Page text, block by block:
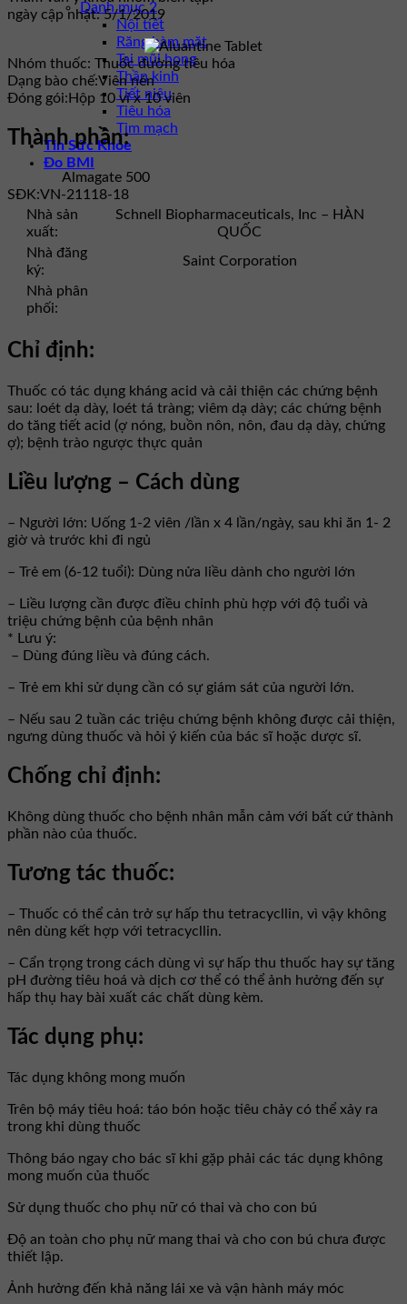
Danh mục 2
Nội tiết
Răng hàm mặt
Tai mũi họng
Thần kinh
Tiết niệu
Tiêu hóa
Tim mạch
Tin Sức Khỏe
Đo BMI
ngày cập nhật: 5/1/2019
Nhóm thuốc: Thuốc đường tiêu hóa
Dạng bào chế:Viên nén
Đóng gói: Hộp 10 vỉ x 10 viên
Thành phần:
Almagate 500
SĐK:VN-21118-18
Nhà sản
xuất:
Schnell Biopharmaceuticals, Inc – HÀN
QUỐC
Nhà đăng
ký:
Saint Corporation
Nhà phân
phối:
Chỉ định:
Thuốc có tác dụng kháng acid và cải thiện các chứng bệnh
sau: loét dạ dày, loét tá tràng; viêm dạ dày; các chứng bệnh
do tăng tiết acid (ợ nóng, buồn nôn, nôn, đau dạ dày, chứng
ợ); bệnh trào ngược thực quản
Liều lượng – Cách dùng
– Người lớn: Uống 1-2 viên /lần x 4 lần/ngày, sau khi ăn 1- 2
giờ và trước khi đi ngủ
– Trẻ em (6-12 tuổi): Dùng nửa liều dành cho người lớn
– Liều lượng cần được điều chỉnh phù hợp với độ tuổi và
triệu chứng bệnh của bệnh nhân
* Lưu ý:
– Dùng đúng liều và đúng cách.
– Trẻ em khi sử dụng cần có sự giám sát của người lớn.
– Nếu sau 2 tuần các triệu chứng bệnh không được cải thiện,
ngưng dùng thuốc và hỏi ý kiến của bác sĩ hoặc dược sĩ.
Chống chỉ định:
Không dùng thuốc cho bệnh nhân mẫn cảm với bất cứ thành
phần nào của thuốc.
Tương tác thuốc:
– Thuốc có thể cản trở sự hấp thu tetracycllin, vì vậy không
nên dùng kết hợp với tetracycllin.
– Cẩn trọng trong cách dùng vì sự hấp thu thuốc hay sự tăng
pH đường tiêu hoá và dịch cơ thể có thể ảnh hưởng đến sự
hấp thụ hay bài xuất các chất dùng kèm.
Tác dụng phụ:
Tác dụng không mong muốn
Trên bộ máy tiêu hoá: táo bón hoặc tiêu chảy có thể xảy ra
trong khi dùng thuốc
Thông báo ngay cho bác sĩ khi gặp phải các tác dụng không
mong muốn của thuốc
Sử dụng thuốc cho phụ nữ có thai và cho con bú
Độ an toàn cho phụ nữ mang thai và cho con bú chưa được
thiết lập.
Ảnh hưởng đến khả năng lái xe và vận hành máy móc